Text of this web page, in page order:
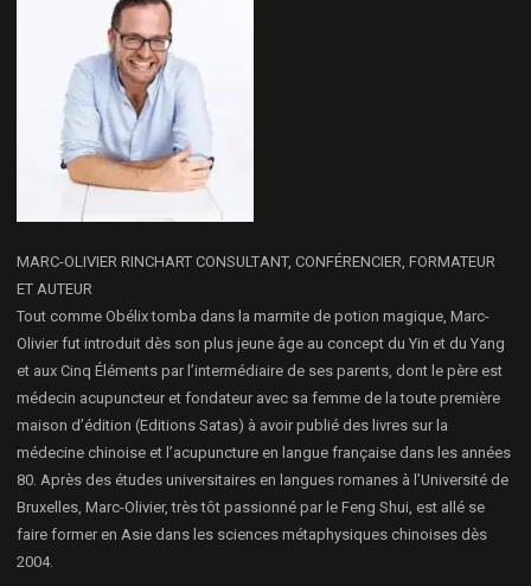
MARC-OLIVIER RINCHART CONSULTANT, CONFÉRENCIER, FORMATEUR
ET AUTEUR
Tout comme Obélix tomba dans la marmite de potion magique, Marc-
Olivier fut introduit dès son plus jeune âge au concept du Yin et du Yang
et aux Cinq Éléments par l’intermédiaire de ses parents, dont le père est
médecin acupuncteur et fondateur avec sa femme de la toute première
maison d’édition (Editions Satas) à avoir publié des livres sur la
médecine chinoise et l’acupuncture en langue française dans les années
80. Après des études universitaires en langues romanes à l’Université de
Bruxelles, Marc-Olivier, très tôt passionné par le Feng Shui, est allé se
faire former en Asie dans les sciences métaphysiques chinoises dès
2004.